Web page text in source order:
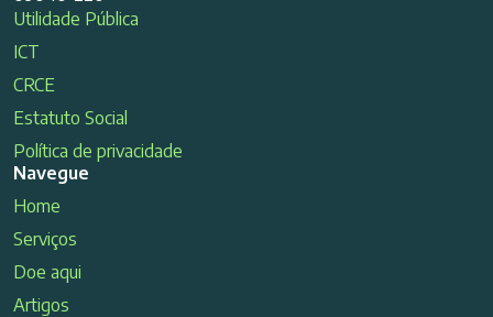
Utilidade Pública
ICT
CRCE
Estatuto Social
Política de privacidade
Navegue
Home
Serviços
Doe aqui
Artigos